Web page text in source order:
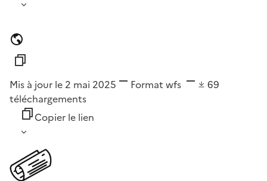
Mis à jour le 2 mai 2025 Format wfs
69
téléchargements
Copier le lien